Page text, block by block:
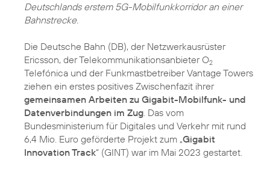
Deutschlands erstem 5G-Mobilfunkkorridor an einer
Bahnstrecke.
Die Deutsche Bahn (DB), der Netzwerkausrüster
Ericsson, der Telekommunikationsanbieter O2
Telefónica und der Funkmastbetreiber Vantage Towers
ziehen ein erstes positives Zwischenfazit ihrer
gemeinsamen Arbeiten zu Gigabit-Mobilfunk- und
Datenverbindungen im Zug. Das vom
Bundesministerium für Digitales und Verkehr mit rund
6,4 Mio. Euro geförderte Projekt zum „Gigabit
Innovation Track“ (GINT) war im Mai 2023 gestartet.